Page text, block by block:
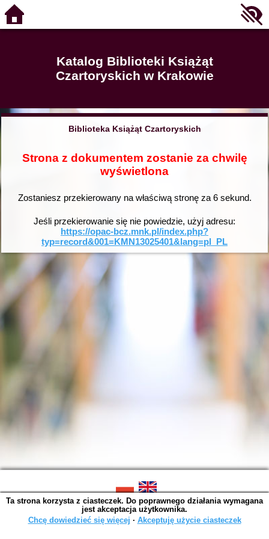
Katalog Biblioteki Książąt
Czartoryskich w Krakowie
Biblioteka Książąt Czartoryskich
Strona z dokumentem zostanie za chwilę
wyświetlona
Zostaniesz przekierowany na właściwą stronę za 6sekund.
Jeśli przekierowanie się nie powiedzie, użyj adresu:
https://opac-bcz.mnk.pl/index.php?
typ=record&001=KMN13025401&lang=pl_PL
SOWA OPAC v. 6.11.10 (2026-07-24)
Wygenerowano w 0,0015 s.
Ta strona korzysta z ciasteczek. Do poprawnego działania wymagana
jest akceptacja użytkownika.
Chcę dowiedzieć się więcej ∙ Akceptuję użycie ciasteczek